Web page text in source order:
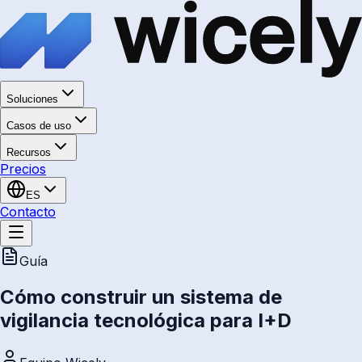
Soluciones
Casos de uso
Recursos
Precios
ES
Contacto
Guía
Cómo construir un sistema de
vigilancia tecnológica para I+D